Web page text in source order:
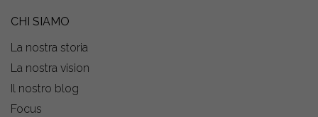
CHI SIAMO
La nostra storia
La nostra vision
Il nostro blog
Focus